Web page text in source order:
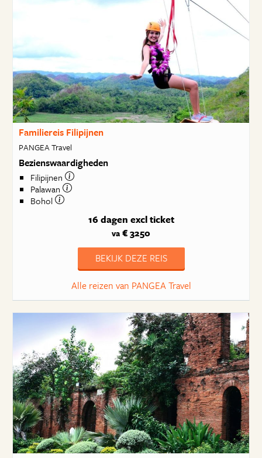
Familiereis Filipijnen
PANGEA Travel
Bezienswaardigheden
Filipijnen
Palawan
Bohol
16 dagen excl ticket
va € 3250
BEKIJK DEZE REIS
Alle reizen van PANGEA Travel